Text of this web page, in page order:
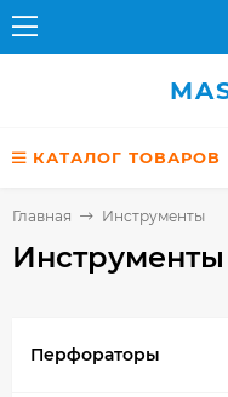
КАТАЛОГ ТОВАРОВ
Главная Инструменты
Инструменты
Перфораторы